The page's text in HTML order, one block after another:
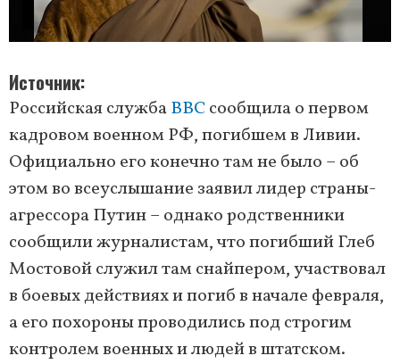
Источник
Российская службаBBCсообщила о первом
кадровом военном РФ, погибшем в Ливии.
Официально его конечно там не было – об
этом во всеуслышание заявил лидер страны-
агрессора Путин – однако родственники
сообщили журналистам, что погибший Глеб
Мостовой служил там снайпером, участвовал
в боевых действиях и погиб в начале февраля,
а его похороны проводились под строгим
контролем военных и людей в штатском.